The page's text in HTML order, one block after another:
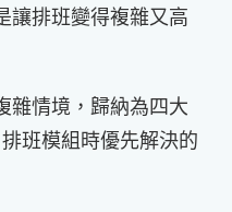
讓排班變得複雜又高
雜情境，歸納為四大
班模組時優先解決的